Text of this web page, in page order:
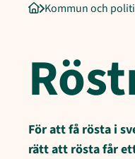
Startsida
Kommun och
För att få rösta i
rätt att rösta får